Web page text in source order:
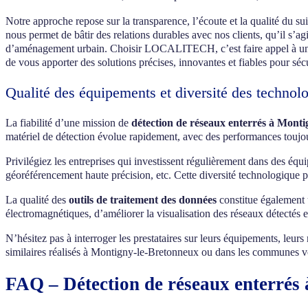
Notre approche repose sur la transparence, l’écoute et la qualité du
nous permet de bâtir des relations durables avec nos clients, qu’il
d’aménagement urbain. Choisir LOCALITECH, c’est faire appel à
de vous apporter des solutions précises, innovantes et fiables pour
Qualité des équipements et diversité des
La fiabilité d’une mission de détection de réseaux enterrés à
matériel de détection évolue rapidement, avec des performances
Privilégiez les entreprises qui investissent régulièrement dans des
géoréférencement haute précision, etc. Cette diversité technologique
La qualité des outils de traitement des données constitue
électromagnétiques, d’améliorer la visualisation des réseaux
N’hésitez pas à interroger les prestataires sur leurs équipements,
similaires réalisés à Montigny-le-Bretonneux ou dans les
FAQ – Détection de réseaux